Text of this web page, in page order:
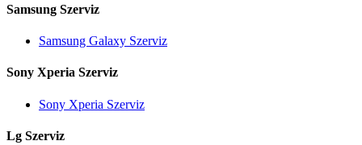
Samsung Szerviz
Samsung Galaxy Szerviz
Sony Xperia Szerviz
Sony Xperia Szerviz
Lg Szerviz